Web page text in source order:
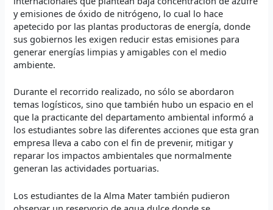
y emisiones de óxido de nitrógeno, lo cual lo hace
apetecido por las plantas productoras de energía, donde
sus gobiernos les exigen reducir estas emisiones para
generar energías limpias y amigables con el medio
ambiente.
Durante el recorrido realizado, no sólo se abordaron
temas logísticos, sino que también hubo un espacio en el
que la practicante del departamento ambiental informó a
los estudiantes sobre las diferentes acciones que esta gran
empresa lleva a cabo con el fin de prevenir, mitigar y
reparar los impactos ambientales que normalmente
generan las actividades portuarias.
Los estudiantes de la Alma Mater también pudieron